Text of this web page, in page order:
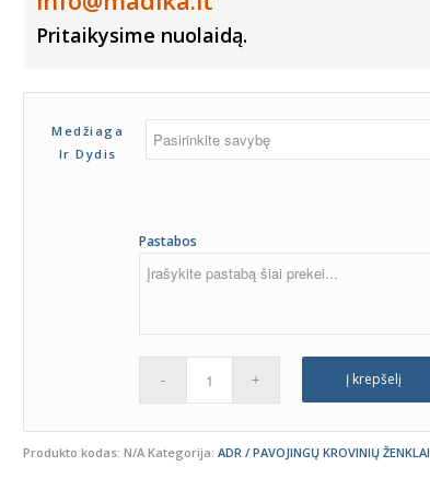
Pritaikysime nuolaidą.
Medžiaga
Ir Dydis
Pastabos
Į krepšelį
Produkto kodas:N/A Kategorija:ADR / PAVOJINGŲ KROVINIŲ ŽENKLAI